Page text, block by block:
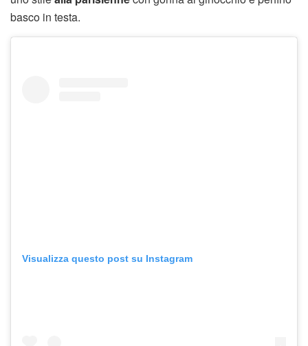
basco in testa.
Visualizza questo post su Instagram